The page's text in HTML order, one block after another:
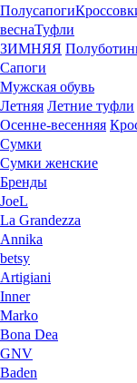
Полусапоги
веснаТуфли
ЗИМНЯЯ
Сапоги
Мужская обувь
Летняя Летние туфли
Осенне-весенняя
Сумки
Сумки женские
Бренды
JoeL
La Grandezza
Annika
betsy
Artigiani
Inner
Marko
Bona Dea
GNV
Baden